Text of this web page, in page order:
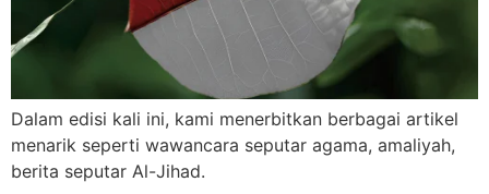
Dalam edisi kali ini, kami menerbitkan berbagai artikel
menarik seperti wawancara seputar agama, amaliyah,
berita seputar Al-Jihad.